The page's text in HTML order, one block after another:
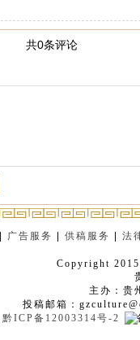
共0条评论
广告服务 |供稿服务 |法
Copyright
主办：贵
投稿邮箱：
黔ICP备12003314号-2